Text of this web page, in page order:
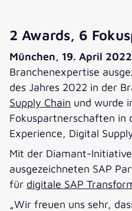
2 Awards, 6
München, 19. April 2022
Branchenexpertise
des Jahres 2022 in der
Supply Chain und wurde
Fokuspartnerschaften in
Experience, Digital
Mit der Diamant-
ausgezeichneten SAP
für digitale SAP
„Wir freuen uns sehr,